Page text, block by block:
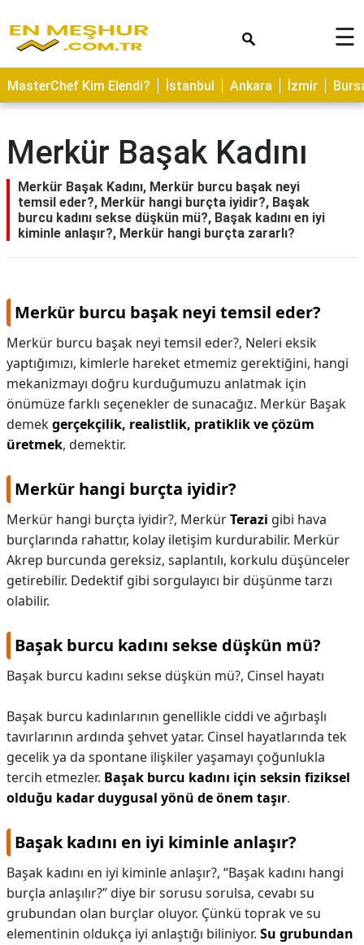
ASTROLOJİ
SAĞLIK
TARİFLERİ
GEZİLECEK
YERLER
CİLT
KAMP
HAMİLELİK
KAPLICALAR
İLETİŞİM
☰
MasterChef Kim Elendi? İstanbul Ankara İzmir
Merkür Başak Kadını
Merkür Başak Kadını, Merkür burcu başak neyi
temsil eder?, Merkür hangi burçta iyidir?, Başak
burcu kadını sekse düşkün mü?, Başak kadını en iyi
kiminle anlaşır?, Merkür hangi burçta zararlı?
Merkür burcu başak neyi temsil eder?
Merkür burcu başak neyi temsil eder?, Neleri eksik
yaptığımızı, kimlerle hareket etmemiz gerektiğini, hangi
mekanizmayı doğru kurduğumuzu anlatmak için
önümüze farklı seçenekler de sunacağız. Merkür Başak
demekgerçekçilik, realistlik, pratiklik ve çözüm
üretmek, demektir.
Merkür hangi burçta iyidir?
Merkür hangi burçta iyidir?, MerkürTerazi gibi hava
burçlarında rahattır, kolay iletişim kurdurabilir. Merkür
Akrep burcunda gereksiz, saplantılı, korkulu düşünceler
getirebilir. Dedektif gibi sorgulayıcı bir düşünme tarzı
olabilir.
Başak burcu kadını sekse düşkün mü?
Başak burcu kadını sekse düşkün mü?, Cinsel hayatı
Başak burcu kadınlarının genellikle ciddi ve ağırbaşlı
tavırlarının ardında şehvet yatar. Cinsel hayatlarında tek
gecelik ya da spontane ilişkiler yaşamayı çoğunlukla
tercih etmezler. Başak burcu kadını için seksin fiziksel
olduğu kadar duygusal yönü de önem taşır.
Başak kadını en iyi kiminle anlaşır?
Başak kadını en iyi kiminle anlaşır?, “Başak kadını hangi
burçla anlaşılır?” diye bir sorusu sorulsa, cevabı su
grubundan olan burçlar oluyor. Çünkü toprak ve su
elementinin oldukça iyi anlaştığı biliniyor. Su grubundan